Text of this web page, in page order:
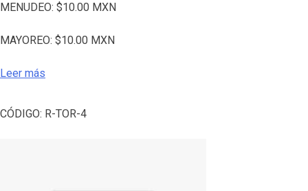
MENUDEO: $10.00 MXN
MAYOREO: $10.00 MXN
Leer más
CÓDIGO: R-TOR-4